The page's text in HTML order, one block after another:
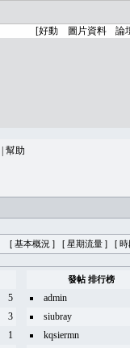
幫助
[ 基本概況 ] [ 星期流量 ] [ 時
發帖 排行榜
5
admin
3
siubray
1
kqsiermn